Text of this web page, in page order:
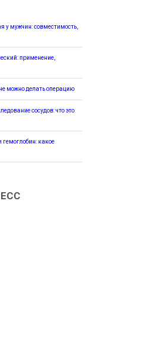
у мужчин: совместимость,
применение,
можно делать операцию
сосудов: что это
какое